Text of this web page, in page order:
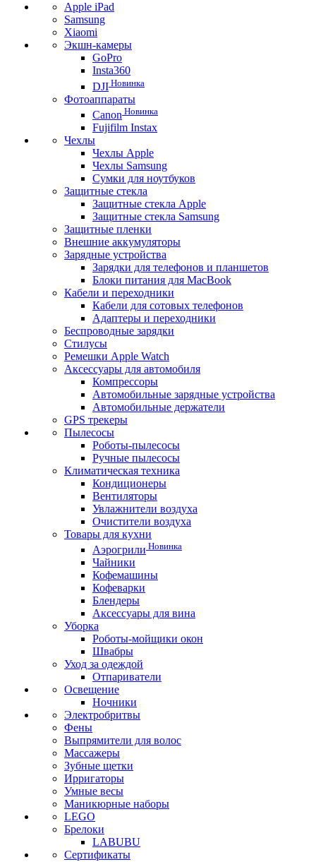
Apple iPad
Samsung
Xiaomi
Экшн-камеры
GoPro
Insta360
DJI Новинка
Фотоаппараты
Canon Новинка
Fujifilm Instax
Чехлы
Чехлы Apple
Чехлы Samsung
Сумки для ноутбуков
Защитные стекла
Защитные стекла Apple
Защитные стекла Samsung
Защитные пленки
Внешние аккумуляторы
Зарядные устройства
Зарядки для телефонов и планшетов
Блоки питания для MacBook
Кабели и переходники
Кабели для сотовых телефонов
Адаптеры и переходники
Беспроводные зарядки
Стилусы
Ремешки Apple Watch
Аксессуары для автомобиля
Компрессоры
Автомобильные зарядные устройства
Автомобильные держатели
GPS трекеры
Пылесосы
Роботы-пылесосы
Ручные пылесосы
Климатическая техника
Кондиционеры
Вентиляторы
Увлажнители воздуха
Очистители воздуха
Товары для кухни
Аэрогрили Новинка
Чайники
Кофемашины
Кофеварки
Блендеры
Аксессуары для вина
Уборка
Роботы-мойщики окон
Швабры
Уход за одеждой
Отпариватели
Освещение
Ночники
Электробритвы
Фены
Выпрямители для волос
Массажеры
Зубные щетки
Ирригаторы
Умные весы
Маникюрные наборы
LEGO
Брелоки
LABUBU
Сертификаты